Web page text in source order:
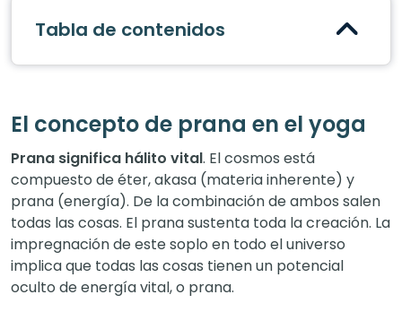
Tabla de contenidos
El concepto de prana en el yoga
Prana significa hálito vital. El cosmos está
compuesto de éter, akasa (materia inherente) y
prana (energía). De la combinación de ambos salen
todas las cosas. El prana sustenta toda la creación. La
impregnación de este soplo en todo el universo
implica que todas las cosas tienen un potencial
oculto de energía vital, o prana.